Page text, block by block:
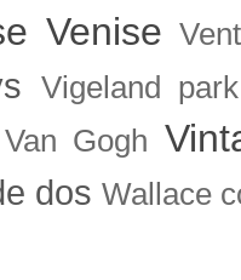
Venise
Vigeland park
Gogh
dos Wallace